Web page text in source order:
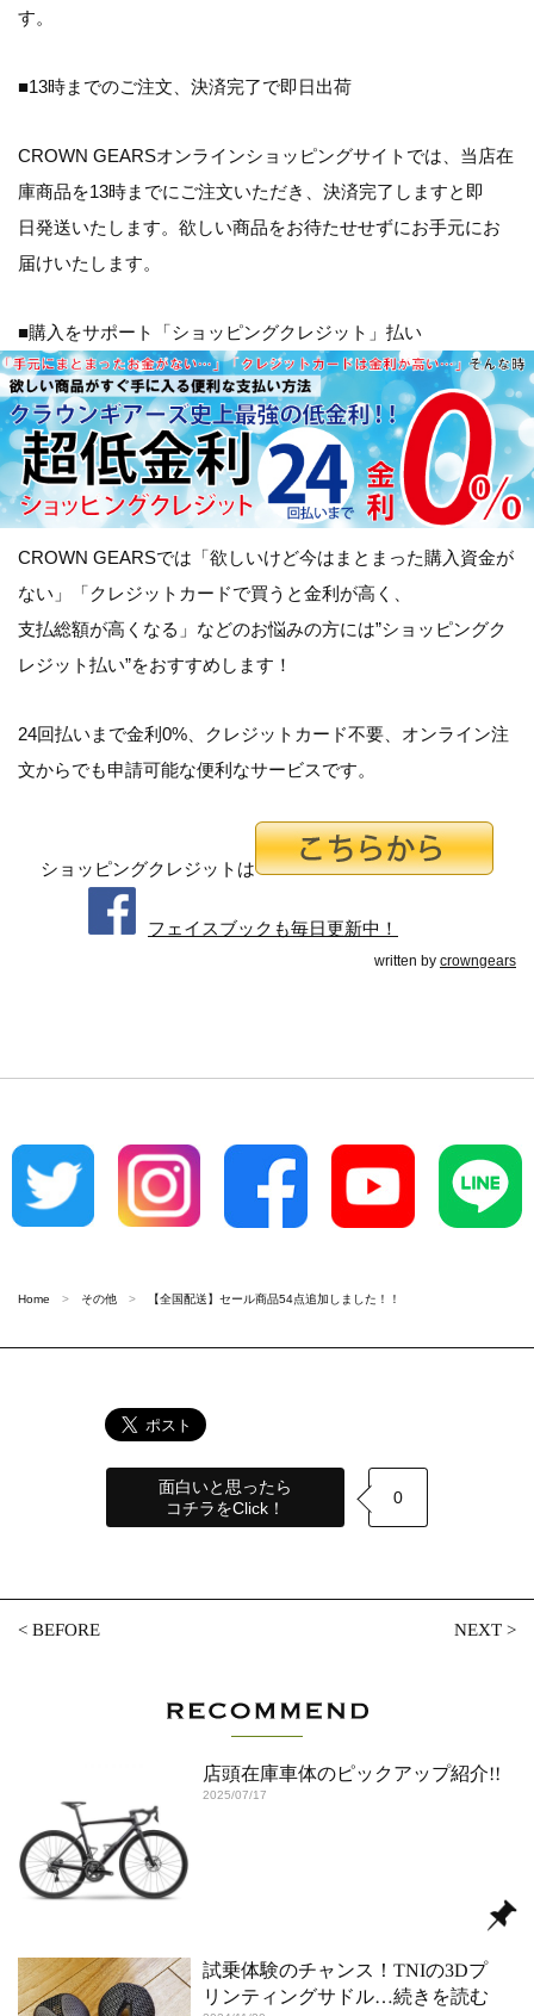
す。
■13時までのご注文、決済完了で即日出荷
CROWN GEARSオンラインショッピングサイトでは、当店在
庫商品を13時までにご注文いただき、決済完了しますと即
日発送いたします。欲しい商品をお待たせせずにお手元にお
届けいたします。
■購入をサポート「ショッピングクレジット」払い
CROWN GEARSでは「欲しいけど今はまとまった購入資金が
ない 」「クレジットカードで買うと金利が高く、
支払総額が高くなる 」などのお悩みの方には”ショッピングク
レジット払い”をおすすめします！
24回払いまで金利0%、クレジットカード不要、オンライン注
文からでも申請可能な便利なサービスです。
ショッピングクレジットは
フェイスブックも毎日更新中！
written by crowngears
Home その他 【全国配送】セール商品54点追加しました！！
面白いと思ったら
コチラをClick！
0
<BEFORE NEXT>
店頭在庫車体のピックアップ紹介!!
2025/07/17
試乗体験のチャンス！TNIの3Dプ
リンティングサドル…続きを読む